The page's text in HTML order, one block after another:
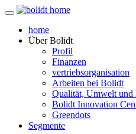
home
ÜberBolidt
Profil
Finanzen
vertriebsorganisation
Arbeiten bei Bolidt
Qualität, Umwelt
Bolidt Innovation
Greendots
Segmente